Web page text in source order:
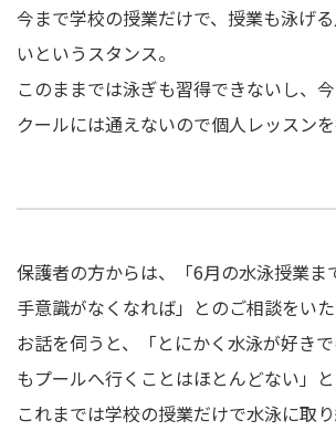
今まで学校の授業だけで、授業も泳げ
いというスタンス。
このままでは泳ぎも習得できないし、
クールには通えないので個人レッスンを
保護者の方からは、「6月の水泳授業ま
手意識がなくなれば」とのご相談をいた
お話を伺うと、「とにかく水泳が好き
もプールへ行くことはほとんどない」と
これまでは学校の授業だけで水泳に取